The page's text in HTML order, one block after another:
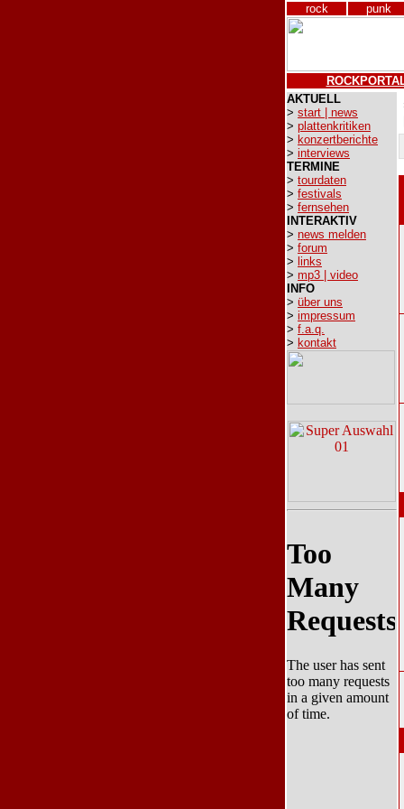
rock punk
AKTUELL
> start | news
> plattenkritiken
> konzertberichte
> interviews
TERMINE
> tourdaten
> festivals
> fernsehen
INTERAKTIV
> news melden
> forum
> links
> mp3 | video
INFO
> über uns
> impressum
> f.a.q.
> kontakt